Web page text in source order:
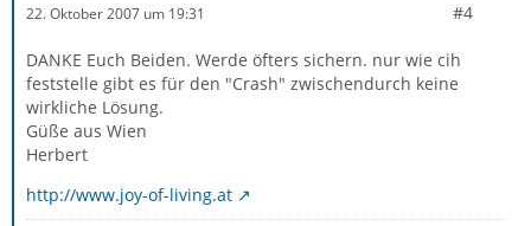
22. Oktober 2007 um 19:31 #4
DANKE Euch Beiden. Werde öfters sichern. nur wie cih
feststelle gibt es für den "Crash" zwischendurch keine
wirkliche Lösung.
Güße aus Wien
Herbert
http://www.joy-of-living.at